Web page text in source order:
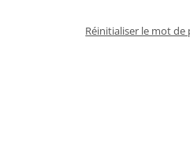
Réinitialiser le mot de